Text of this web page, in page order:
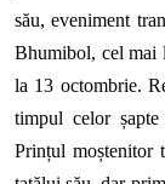
său,eveniment
Bhumibol, cel mai
la 13 octombrie.
timpul celor
Prințul moștenitor